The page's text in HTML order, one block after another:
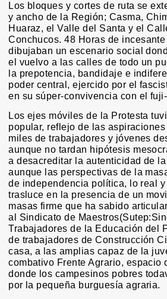
Los bloques y cortes de ruta se
y ancho de la Región; Casma,
Huaraz, el Valle del Santa y el
Conchucos. 48 Horas de
dibujaban un escenario social
el vuelvo a las calles de todo un
la prepotencia, bandidaje e
poder central, ejercido por el
en su súper-convivencia con el
Los ejes móviles de la Protesta
popular, reflejo de las
miles de trabajadores y jóvenes
aunque no tardan hipótesis
a desacreditar la autenticidad de
aunque las perspectivas de la
de independencia política, lo real
trasluce en la presencia de un
masas firme que ha sabido
al Sindicato de
Trabajadores de la Educación del
de trabajadores de Construcción
casa, a las amplias capaz de la
combativo Frente Agrario, espacio
donde los campesinos pobres
por la pequeña burguesía agraria.